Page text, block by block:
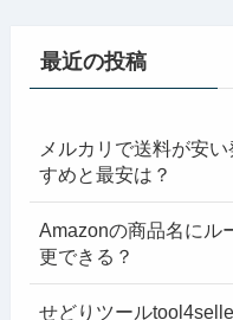
最近の投稿
メルカリで送料が安
すめと最安は？
Amazonの商品名にル
更できる？
せどりツール